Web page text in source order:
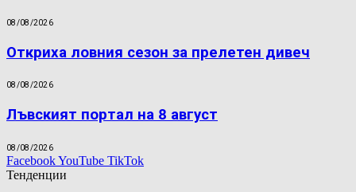
08/08/2026
Откриха ловния сезон за прелетен дивеч
08/08/2026
Лъвският портал на 8 август
08/08/2026
FacebookYouTube TikTok
Тенденции